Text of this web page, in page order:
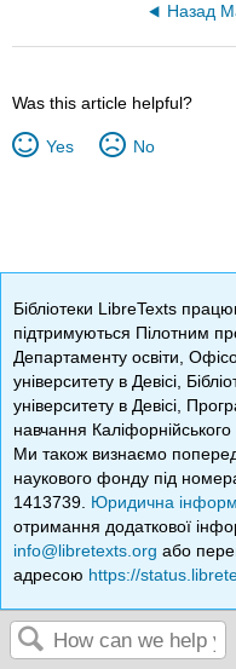
Назад
Was this article helpful?
Yes No
Бібліотеки LibreTexts
підтримуються Пілотним
Департаменту освіти,
університету в Девісі,
університету в Девісі,
навчання
Ми також визнаємо
наукового фонду під
1413739. Юридична
отримання додаткової
info@libretexts.org або
адресою https://